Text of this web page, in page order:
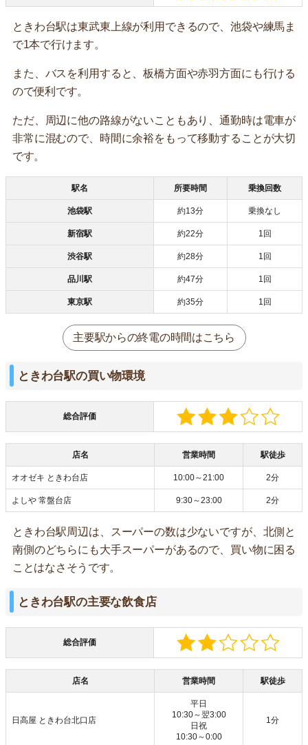
ときわ台駅は東武東上線が利用できるので、池袋や練馬ま
で1本で行けます。
また、バスを利用すると、板橋方面や赤羽方面にも行ける
ので便利です。
ただ、周辺に他の路線がないこともあり、通勤時は電車が
非常に混むので、時間に余裕をもって移動することが大切
です。
駅名 所要時間 乗換回数
池袋駅 約13分 乗換なし
新宿駅 約22分 1回
渋谷駅 約28分 1回
品川駅 約47分 1回
東京駅 約35分 1回
主要駅からの終電の時間はこちら
ときわ台駅の買い物環境
総合評価
店名 営業時間 駅徒歩
オオゼキ ときわ台店 10:00～21:00 2分
よしや 常盤台店 9:30～23:00 2分
ときわ台駅周辺は、スーパーの数は少ないですが、北側と
南側のどちらにも大手スーパーがあるので、買い物に困る
ことはなさそうです。
ときわ台駅の主要な飲食店
総合評価
店名 営業時間 駅徒歩
日高屋 ときわ台北口店
平日
10:30～翌3:00
日祝
10:30～0:00
1分